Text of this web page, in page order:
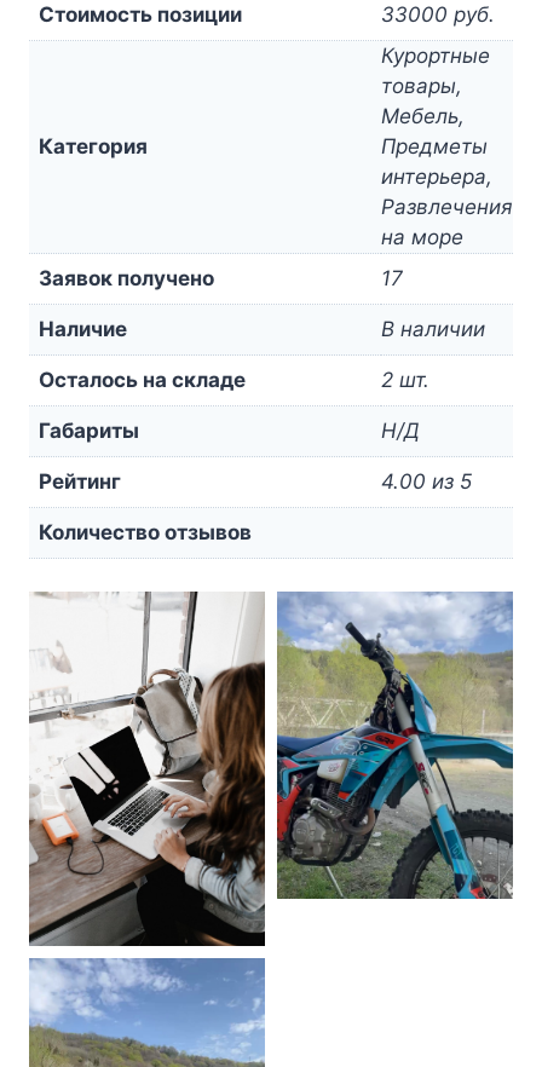
Стоимость позиции 33000 руб.
Категория
Курортные
товары,
Мебель,
Предметы
интерьера,
Развлечения
на море
Заявок получено
17
Наличие В наличии
Осталось на складе 2 шт.
Габариты Н/Д
Рейтинг 4.00 из 5
Количество отзывов